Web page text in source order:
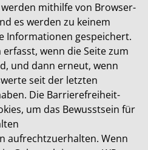
mithilfe von Browser-
es werden zu keinem
Informationen gespeichert.
wenn die Seite zum
und dann erneut, wenn
seit der letzten
Die Barrierefreiheit-
um das Bewusstsein für
aufrechtzuerhalten. Wenn